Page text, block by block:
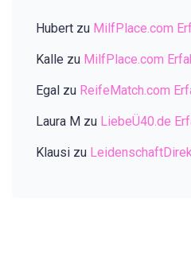
Hubert zu MilfPlace.com
Kalle zu MilfPlace.com
Egal zu ReifeMatch.com
Laura M zu LiebeÜ40.de
Klausi zu